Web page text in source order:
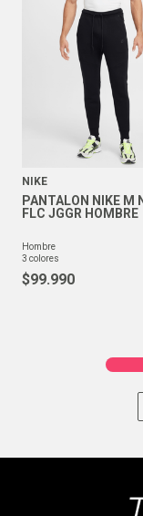
NIKE
PANTALON NIKE M
FLC JGGR HOMBRE
hombre
3 colores
$99.990